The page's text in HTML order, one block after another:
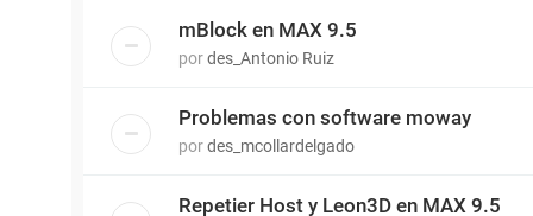
mBlock en MAX 9.5
pordes_Antonio Ruiz
Problemas con software moway
pordes_mcollardelgado
Repetier Host y Leon3D en MAX 9.5